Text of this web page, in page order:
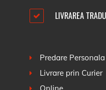
LIVRAREA
Predare
Livrare prin Curier